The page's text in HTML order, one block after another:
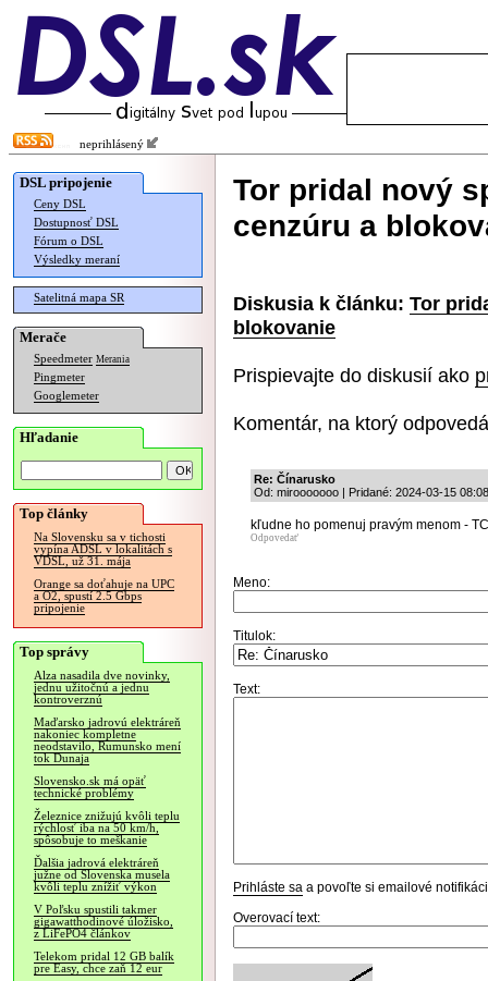
neprihlásený
DSL pripojenie
Ceny DSL
Dostupnosť DSL
Fórum o DSL
Výsledky meraní
Satelitná mapa SR
Merače
Speedmeter Merania
Pingmeter
Googlemeter
Hľadanie
Top články
Na Slovensku sa v tichosti
vypína ADSL v lokalitách s
VDSL, už 31. mája
Orange sa doťahuje na UPC
a O2, spustí 2.5 Gbps
pripojenie
Top správy
Alza nasadila dve novinky,
jednu užitočnú a jednu
kontroverznú
Maďarsko jadrovú elektráreň
nakoniec kompletne
neodstavilo, Rumunsko mení
tok Dunaja
Slovensko.sk má opäť
technické problémy
Železnice znižujú kvôli teplu
rýchlosť iba na 50 km/h,
spôsobuje to meškanie
Ďalšia jadrová elektráreň
južne od Slovenska musela
kvôli teplu znížiť výkon
V Poľsku spustili takmer
gigawatthodinové úložisko,
z LiFePO4 článkov
Telekom pridal 12 GB balík
pre Easy, chce zaň 12 eur
Tor pridal nový
cenzúru a
Diskusia k článku: Tor
blokovanie
Prispievajte do diskusií ako
Komentár, na ktorý
Re: Čínarusko
Od: mirooooooo | Pridané: 2024-03-15
kľudne ho pomenuj pravým menom -
Odpovedať
Meno:
Titulok:
Text:
Prihláste sa a povoľte si emailové
Overovací text: